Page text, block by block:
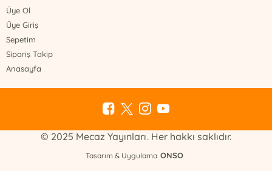
Üye Ol
Üye Giriş
Sepetim
Sipariş Takip
Anasayfa
© 2025 Mecaz Yayınları. Her hakkı saklıdır.
Tasarım & Uygulama ONSO